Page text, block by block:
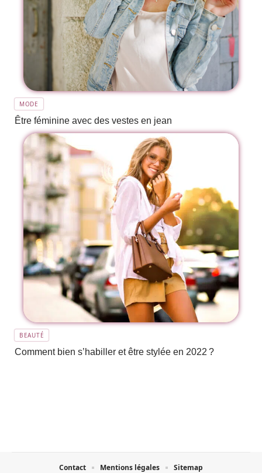
MODE
Être féminine avec des vestes en jean
BEAUTÉ
Comment bien s’habiller et être stylée en 2022 ?
Contact Mentions légales Sitemap